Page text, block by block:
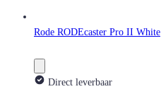
Rode RODEcaster Pro II White
Direct leverbaar